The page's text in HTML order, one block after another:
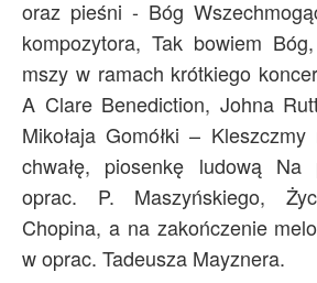
oraz pieśni - Bóg
kompozytora, Tak bowiem
mszy w ramach krótkiego
A Clare Benediction, Johna
Mikołaja Gomółki –
chwałę, piosenkę ludową
oprac. P. Maszyńskiego,
Chopina, a na zakończenie
w oprac. Tadeusza Mayznera.